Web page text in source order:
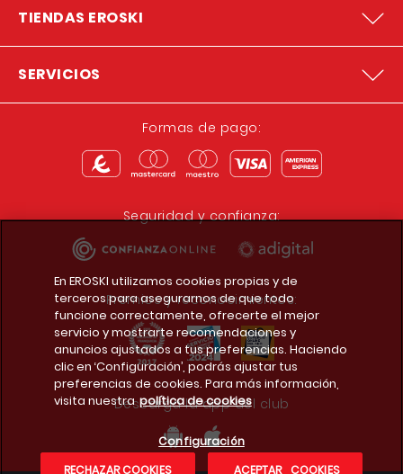
TIENDAS EROSKI
SERVICIOS
Formas de pago:
Seguridad y confianza:
Premios y reconocimientos:
Descarga la app del club
En EROSKI utilizamos cookies propias y de
terceros para asegurarnos de que todo
funcione correctamente, ofrecerte el mejor
servicio y mostrarte recomendaciones y
anuncios ajustados a tus preferencias. Haciendo
clic en ‘Configuración’, podrás ajustar tus
preferencias de cookies. Para más información,
visita nuestra política de cookies
Configuración
RECHAZAR COOKIES
ACEPTAR COOKIES